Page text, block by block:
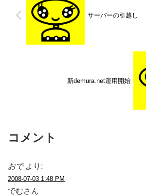
サーバーの引越し
新demura.net運用開始
コメント
おで より:
2008-07-03 1:48 PM
でむさん